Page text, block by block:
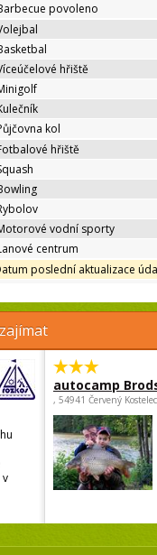
povoleno
hřiště
kol
hřiště
vodní sporty
centrum
poslední aktualizace
v
autocamp
, 54941 Červený Kostelec